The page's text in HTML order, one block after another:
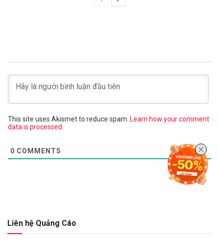
This site uses Akismet to reduce spam. Learn how your comment
data is processed.
0 COMMENTS
Liên hệ Quảng Cáo